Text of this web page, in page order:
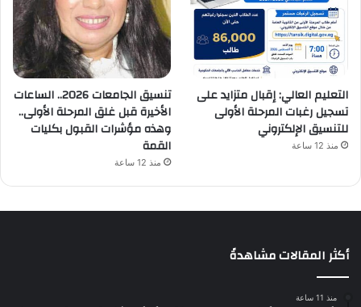
التعليم العالي: إقبال متزايد على
تسجيل رغبات المرحلة الأولى
للتنسيق الإلكتروني
منذ 12 ساعة
تنسيق الجامعات 2026.. الساعات
الأخيرة قبل غلق المرحلة الأولى..
وهذه مؤشرات القبول بكليات
القمة
منذ 12 ساعة
أكثر المقالات مشاهدةً
منذ 11 ساعة